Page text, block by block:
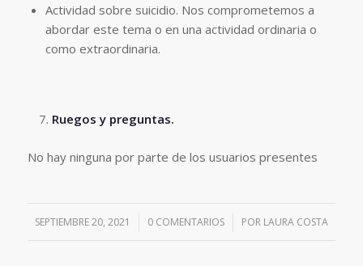
Actividad sobre suicidio. Nos comprometemos a
abordar este tema o en una actividad ordinaria o
como extraordinaria.
Ruegos y preguntas.
No hay ninguna por parte de los usuarios presentes
SEPTIEMBRE 20, 2021
/ 0 COMENTARIOS
/ POR LAURA COSTA